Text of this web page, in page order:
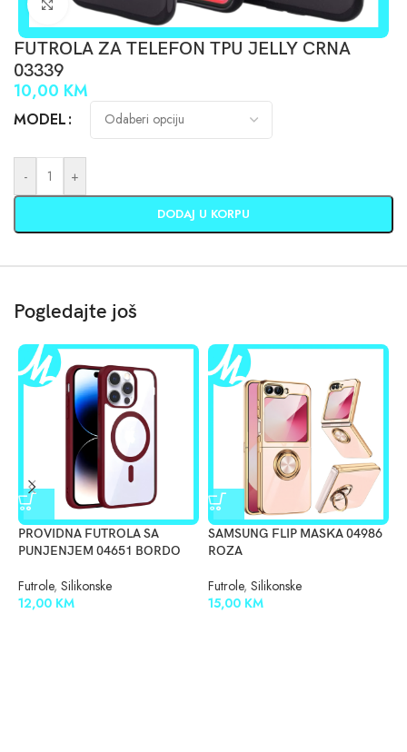
Click to enlarge
FUTROLA ZA TELEFON TPU JELLY CRNA
03339
10,00 KM
MODEL
- +
DODAJ U KORPU
Pogledajte još
PROVIDNA FUTROLA SA
PUNJENJEM 04651 BORDO
Futrole, Silikonske
12,00 KM
SAMSUNG FLIP MASKA 04986
ROZA
Futrole, Silikonske
15,00 KM